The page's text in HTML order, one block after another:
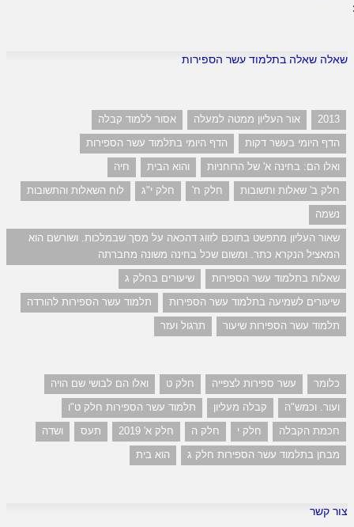
שאלה שאלה בתלמוד עשר הספירות
2013 אור העליון ממטה למעלה
אסור ללמוד קבלה
הדף היומי בעשר דקות
הדף היומי בתלמוד עשר הספירות
ואלו הם: בחינה א' של הרוחניות
והוא הבית
חיה
חלק ב' שאלות ותשובות
חלק ח' חלק י"ג
לוח השאלות והתשובות
נשמה
שאור העליון מתפשט בתוכם לזווג דהכאה על מסך שבמלכות. ושורשם הוא
המאציל הנקרא כתר. ומשום שכל בחינה משונה מחברתה
שאלות בתלמוד עשר הספירות
שיעורים בחלק ג
שיעורים לשמיעה בתלמוד עשר הספירות
תלמוד עשר הספירות להורדה
תלמוד עשר הספירות שיעור
תרגול ועזר
כלומר עשר ספירות לצפייה חלק ט
ואלו הם לבושי שם הויה
ועור. וכמש"ה
קבלה מעליון
תלמוד עשר הספירות חלק ט"ו
חכמת הקבלה
חלק י חלק ה חלק א' 2019 תעס
ושדה
מבחן בתלמוד עשר הספירות חלק ג
הוא בית
צור קשר